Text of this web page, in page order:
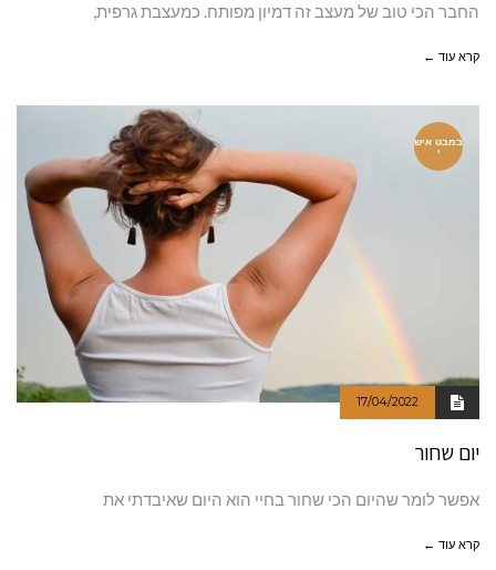
החבר הכי טוב של מעצב זה דמיון מפותח. כמעצבת גרפית,
קרא עוד ←
במבט איש
י
17/04/2022
יום שחור
אפשר לומר שהיום הכי שחור בחיי הוא היום שאיבדתי את
קרא עוד ←